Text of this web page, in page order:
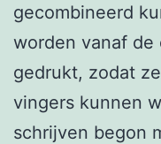
gecombineerd
worden vanaf
gedrukt, zodat
vingers kunnen
schrijven begon